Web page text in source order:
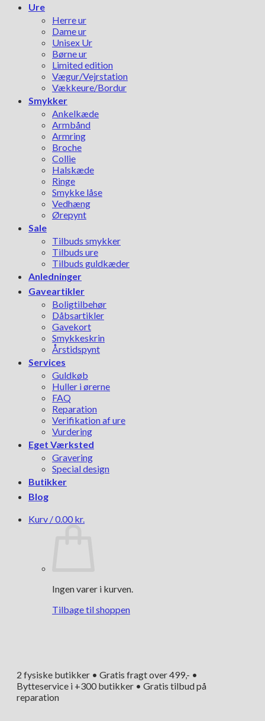
Ure
Herre ur
Dame ur
Unisex Ur
Børne ur
Limited edition
Vægur/Vejrstation
Vækkeure/Bordur
Smykker
Ankelkæde
Armbånd
Armring
Broche
Collie
Halskæde
Ringe
Smykke låse
Vedhæng
Ørepynt
Sale
Tilbuds smykker
Tilbuds ure
Tilbuds guldkæder
Anledninger
Gaveartikler
Boligtilbehør
Dåbsartikler
Gavekort
Smykkeskrin
Årstidspynt
Services
Guldkøb
Huller i ørerne
FAQ
Reparation
Verifikation af ure
Vurdering
Eget Værksted
Gravering
Special design
Butikker
Blog
Kurv /0.00 kr.
Ingen varer i kurven.
Tilbage til shoppen
2 fysiske butikker • Gratis fragt over 499,- •
Bytteservice i +300 butikker • Gratis tilbud på
reparation